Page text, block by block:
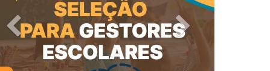
Previous Next